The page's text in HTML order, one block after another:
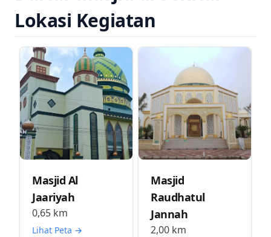
Lokasi Kegiatan
Masjid Al
Jaariyah
0,65 km
Lihat Peta →
Masjid
Raudhatul
Jannah
2,00 km